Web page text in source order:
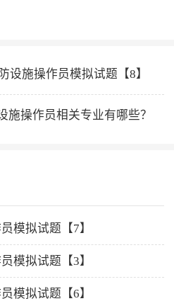
设施操作员模拟试题【8】
施操作员相关专业有哪些？
模拟试题【7】
模拟试题【3】
模拟试题【6】